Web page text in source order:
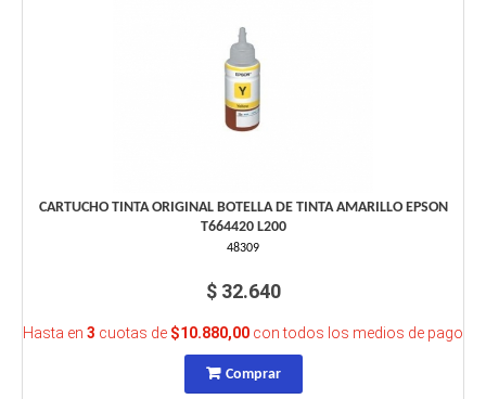
CARTUCHO TINTA ORIGINAL BOTELLA DE TINTA AMARILLO EPSON
T664420 L200
48309
$ 32.640
Hasta en 3 cuotas de $10.880,00 con todos los medios de pago
Comprar